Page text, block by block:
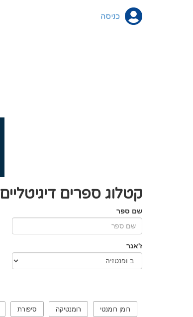
כניסה
קטלוג ספרים דיגיטליים
שם ספר
ז'אנר
רומן רומנטי רומנטיקה סיפורת